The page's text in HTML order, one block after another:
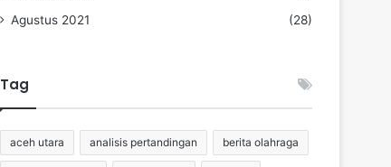
Agustus 2021
(28)
Tag
aceh utara analisis pertandingan berita olahraga